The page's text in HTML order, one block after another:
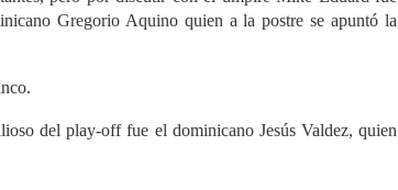
Gregorio Aquino quien a la postre se apuntó la
del play-off fue el dominicano Jesús Valdez, quien